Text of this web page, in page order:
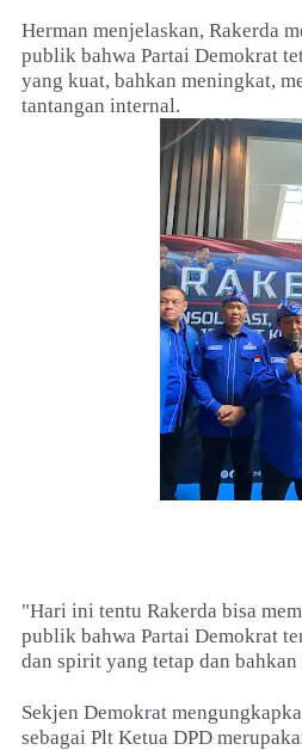
Herman menjelaskan, Rakerda
publik bahwa Partai Demokrat
yang kuat, bahkan meningkat,
tantangan internal.
"Hari ini tentu Rakerda bisa
publik bahwa Partai Demokrat
dan spirit yang tetap dan
Sekjen Demokrat
sebagai Plt Ketua DPD